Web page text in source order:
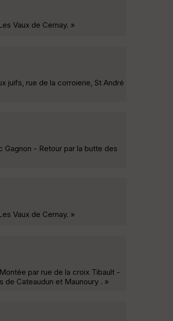
Vaux de Cernay. »
juifs, rue de la corroierie, St André
Gagnon - Retour par la butte des
Vaux de Cernay. »
par rue de la croix Tibault -
de Cateaudun et Maunoury . »